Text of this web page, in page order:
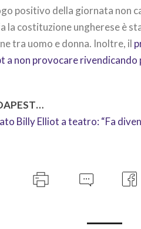
positivo della giornata non
la costituzione ungherese è
tra uomo e donna. Inoltre, il
a non provocare
Billy Elliot a teatro: “Fa